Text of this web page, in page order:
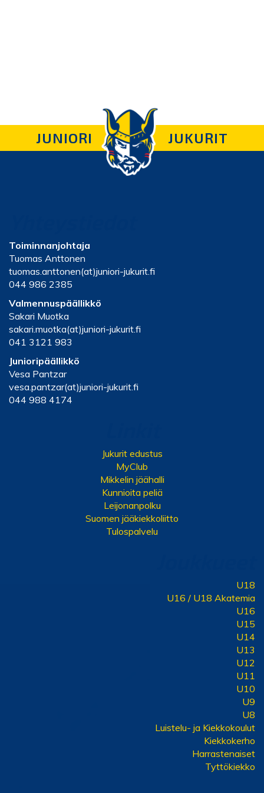
JUNIORI JUKURIT
Toiminnanjohtaja
Tuomas Anttonen
tuomas.anttonen(at)juniori-jukurit.fi
044 986 2385
Valmennuspäällikkö
Sakari Muotka
sakari.muotka(at)juniori-jukurit.fi
041 3121 983
Junioripäällikkö
Vesa Pantzar
vesa.pantzar(at)juniori-jukurit.fi
044 988 4174
Jukurit edustus
MyClub
Mikkelin jäähalli
Kunnioita peliä
Leijonanpolku
Suomen jääkiekkoliitto
Tulospalvelu
U18
U16 / U18 Akatemia
U16
U15
U14
U13
U12
U11
U10
U9
U8
Luistelu- ja Kiekkokoulut
Kiekkokerho
Harrastenaiset
Tyttökiekko